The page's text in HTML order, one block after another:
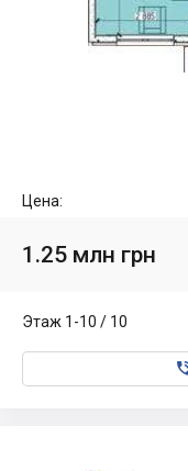
Цена:
1.25 млн грн
Этаж 1-10 / 10